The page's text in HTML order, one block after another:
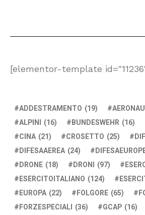
[elementor-template
ADDESTRAMENTO (19)
ALPINI (16) BUNDESWEHR (16)
CINA (21) CROSETTO (25)
DIFESAAEREA (24)
DRONE (18) DRONI (97)
ESERCITOITALIANO (124)
EUROPA (22) FOLGORE (65)
FORZESPECIALI (36) GCAP (16)